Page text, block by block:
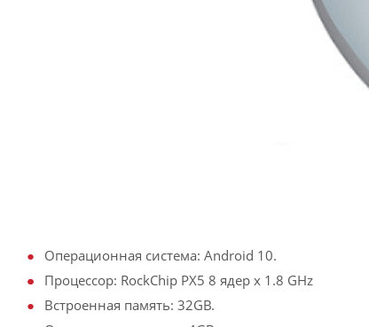
Операционная система: Android 10.
Процессор: RockChip PX5 8 ядер х 1.8 GHz
Встроенная память: 32GB.